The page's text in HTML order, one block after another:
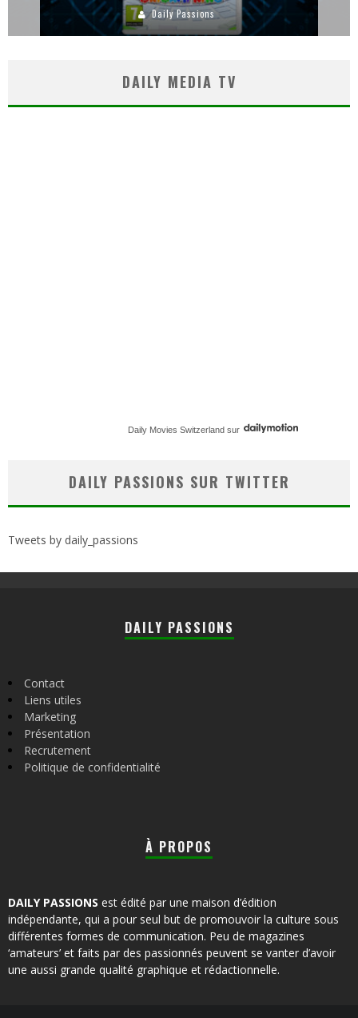
Daily Passions
DAILY MEDIA TV
Daily Movies Switzerland sur
DAILY PASSIONS SUR TWITTER
Tweets by daily_passions
DAILY PASSIONS
Contact
Liens utiles
Marketing
Présentation
Recrutement
Politique de confidentialité
À PROPOS
DAILY PASSIONS est édité par une maison d’édition
indépendante, qui a pour seul but de promouvoir la culture sous
différentes formes de communication. Peu de magazines
‘amateurs’ et faits par des passionnés peuvent se vanter d’avoir
une aussi grande qualité graphique et rédactionnelle.